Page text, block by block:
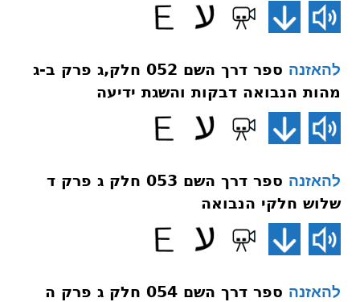
להאזנה
ספר דרך השם 052 חלק,ג פרק ב-ג
מהות הנבואה דבקות והשגת ידיעה
להאזנה
ספר דרך השם 053 חלק ג פרק ד
שלוש חלקי הנבואה
להאזנה
ספר דרך השם 054 חלק ג פרק ה